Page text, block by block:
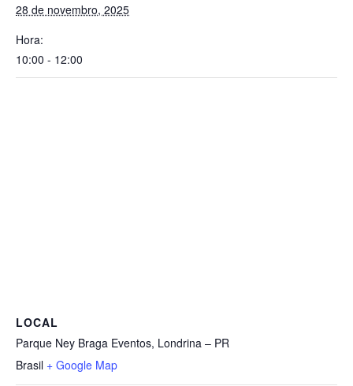
28 de novembro, 2025
Hora:
10:00 - 12:00
LOCAL
Parque Ney Braga Eventos, Londrina – PR
Brasil + Google Map